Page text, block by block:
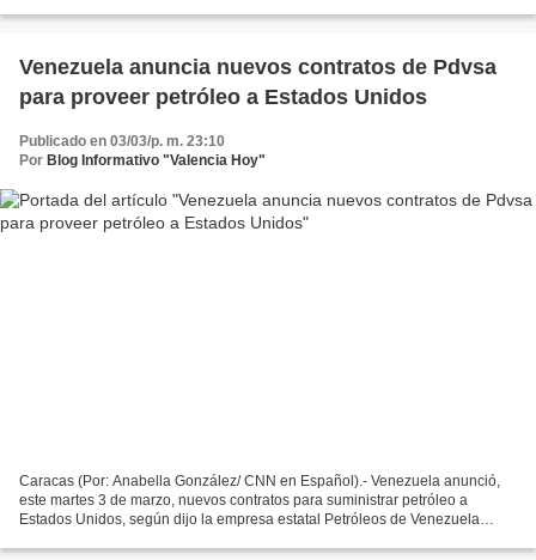
Venezuela anuncia nuevos contratos de Pdvsa
para proveer petróleo a Estados Unidos
Publicado en 03/03/p. m. 23:10
Por Blog Informativo "Valencia Hoy"
Caracas (Por: Anabella González/ CNN en Español).- Venezuela anunció,
este martes 3 de marzo, nuevos contratos para suministrar petróleo a
Estados Unidos, según dijo la empresa estatal Petróleos de Venezuela